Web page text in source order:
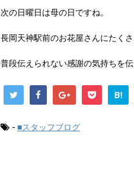
次の日曜日は母の日ですね。
長岡天神駅前のお花屋さんにたく
普段伝えられない感謝の気持ちを
B!
- ■スタッフブログ